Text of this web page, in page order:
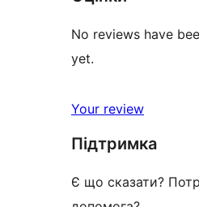
No reviews have
yet.
Your review
Підтримка
Є що сказати?